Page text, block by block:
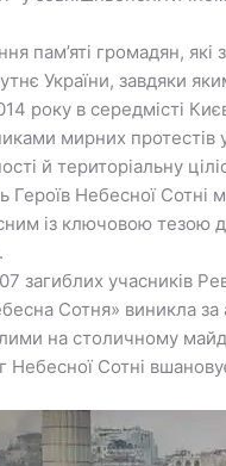
пам’яті громадян,
України, завдяки
року в середмісті
мирних протестів
й територіальну
Героїв Небесної Сотні
із ключовою тезою
загиблих учасників
Сотня» виникла
на столичному
Небесної Сотні